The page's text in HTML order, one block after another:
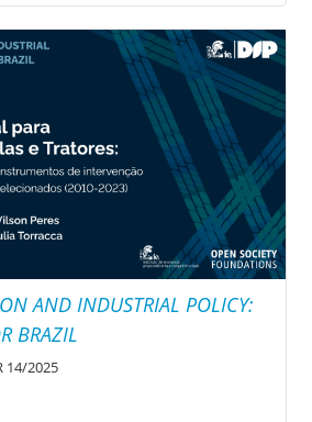
AND INDUSTRIAL POLICY:
BRAZIL
14/2025